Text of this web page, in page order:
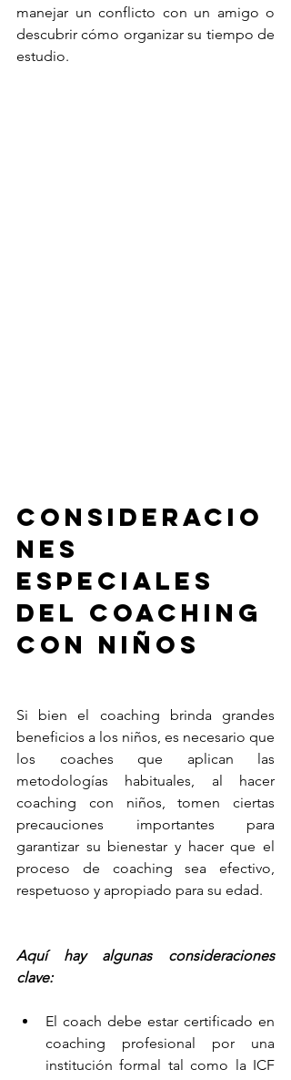
manejar un conflicto con un amigo o
descubrir cómo organizar su tiempo de
estudio.
Consideracio
nes
especiales
del coaching
con niños
Si bien el coaching brinda grandes
beneficios a los niños, es necesario que
los coaches que aplican las
metodologías habituales, al hacer
coaching con niños, tomen ciertas
precauciones importantes para
garantizar su bienestar y hacer que el
proceso de coaching sea efectivo,
respetuoso y apropiado para su edad.
Aquí hay algunas consideraciones
clave:
El coach debe estar certificado en
coaching profesional por una
institución formal tal como la ICF